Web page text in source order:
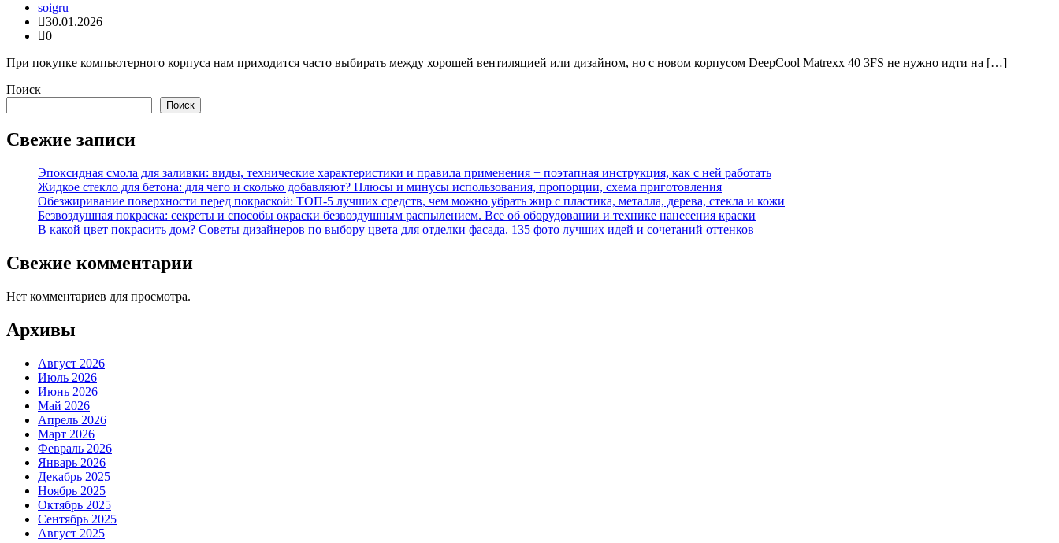
soigru
30.01.2026
0
При покупке компьютерного корпуса нам приходится часто выбирать между хорошей вентиляцией или дизайном, но с новом корпусом DeepCool Matrexx 40 3FS не нужно идти на […]
Поиск
Поиск
Свежие записи
Эпоксидная смола для заливки: виды, технические характеристики и правила применения + поэтапная инструкция, как с ней работать
Жидкое стекло для бетона: для чего и сколько добавляют? Плюсы и минусы использования, пропорции, схема приготовления
Обезжиривание поверхности перед покраской: ТОП-5 лучших средств, чем можно убрать жир с пластика, металла, дерева, стекла и кожи
Безвоздушная покраска: секреты и способы окраски безвоздушным распылением. Все об оборудовании и технике нанесения краски
В какой цвет покрасить дом? Советы дизайнеров по выбору цвета для отделки фасада. 135 фото лучших идей и сочетаний оттенков
Свежие комментарии
Нет комментариев для просмотра.
Архивы
Август 2026
Июль 2026
Июнь 2026
Май 2026
Апрель 2026
Март 2026
Февраль 2026
Январь 2026
Декабрь 2025
Ноябрь 2025
Октябрь 2025
Сентябрь 2025
Август 2025